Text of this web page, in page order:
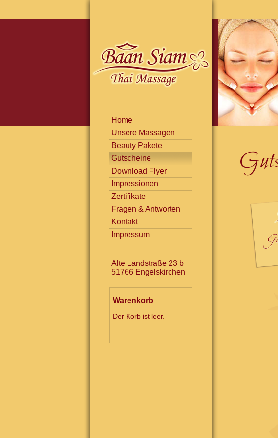
Home
Unsere Massagen
Beauty Pakete
Gutscheine
Download Flyer
Impressionen
Zertifikate
Fragen & Antworten
Kontakt
Impressum
Alte Landstraße 23 b
51766 Engelskirchen
Warenkorb
Der Korb ist leer.